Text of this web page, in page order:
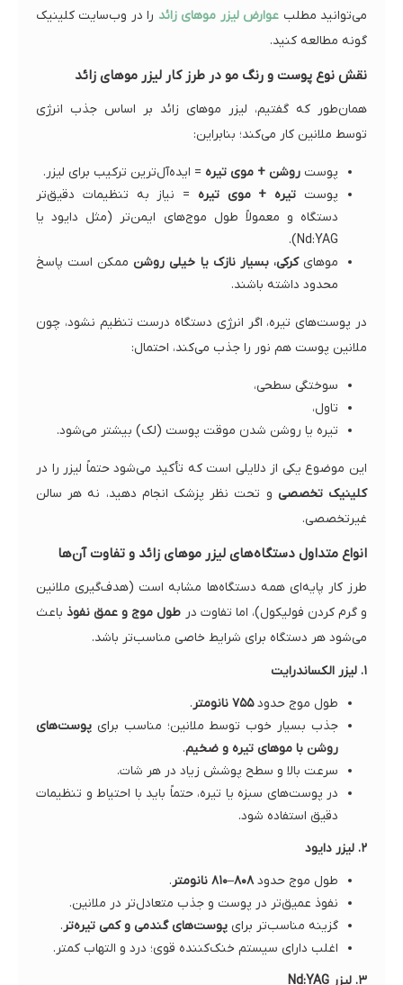
می‌توانید مطلب عوارض لیزر موهای زائد را در وب‌سایت کلینیک
گونه مطالعه کنید.
نقش نوع پوست و رنگ مو در طرز کار لیزر موهای زائد
همان‌طور که گفتیم، لیزر موهای زائد بر اساس جذب انرژی
توسط ملانین کار می‌کند؛ بنابراین:
پوست روشن + موی تیره = ایده‌آل‌ترین ترکیب برای لیزر.
پوست تیره + موی تیره = نیاز به تنظیمات دقیق‌تر
دستگاه و معمولاً طول موج‌های ایمن‌تر (مثل دایود یا
Nd:YAG).
موهایکرکی، بسیار نازک یا خیلی روشن ممکن است پاسخ
محدود داشته باشند.
در پوست‌های تیره، اگر انرژی دستگاه درست تنظیم نشود، چون
ملانین پوست هم نور را جذب می‌کند، احتمال:
سوختگی سطحی،
تاول،
تیره یا روشن شدن موقت پوست (لک) بیشتر می‌شود.
این موضوع یکی از دلایلی است که تأکید می‌شود حتماً لیزر را در
کلینیک تخصصی و تحت نظر پزشک انجام دهید، نه هر سالن
غیرتخصصی.
انواع متداول دستگاه‌های لیزر موهای زائد و تفاوت آن‌ها
طرز کار پایه‌ای همه دستگاه‌ها مشابه است (هدف‌گیری ملانین
و گرم کردن فولیکول)، اما تفاوت در طول موج و عمق نفوذباعث
می‌شود هر دستگاه برای شرایط خاصی مناسب‌تر باشد.
۱. لیزر الکساندرایت
طول موج حدود۷۵۵ نانومتر
.
جذب بسیار خوب توسط ملانین؛ مناسب برای پوست‌های
روشن با موهای تیره و ضخیم.
سرعت بالا و سطح پوشش زیاد در هر شات.
در پوست‌های سبزه یا تیره، حتماً باید با احتیاط و تنظیمات
دقیق استفاده شود.
۲. لیزر دایود
طول موج حدود۸۰۸–۸۱۰ نانومتر
.
نفوذ عمیق‌تر در پوست و جذب متعادل‌تر در ملانین.
گزینه مناسب‌تر برای پوست‌های گندمی و کمی تیره‌تر.
اغلب دارای سیستم خنک‌کننده قوی؛ درد و التهاب کمتر.
۳. لیزر Nd:YAG